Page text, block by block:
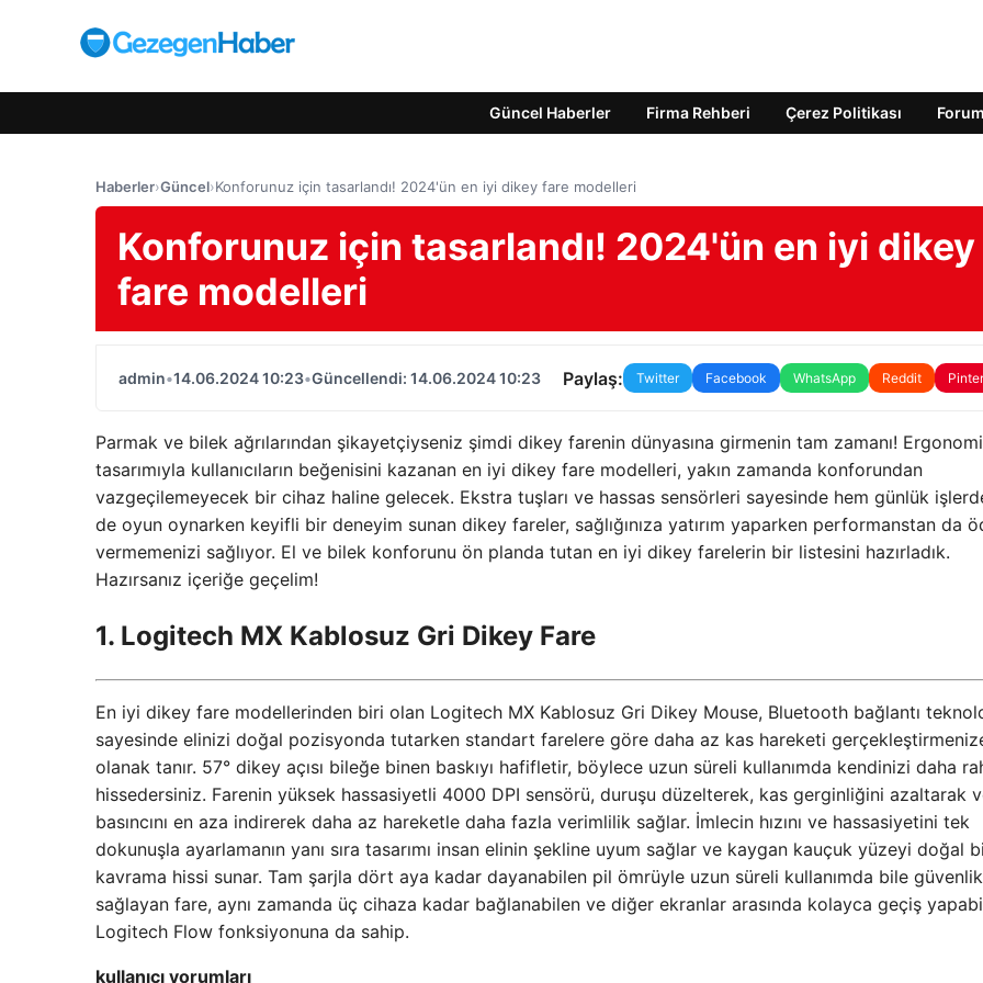
Güncel Haberler Firma Rehberi Çerez Politikası Forum
Haberler›Güncel›Konforunuz için tasarlandı! 2024'ün en iyi dikey fare modelleri
Konforunuz için tasarlandı! 2024'ün en iyi dikey
fare modelleri
admin•14.06.2024 10:23•Güncellendi: 14.06.2024 10:23 Paylaş: Twitter Facebook WhatsApp Reddit
Parmak ve bilek ağrılarından şikayetçiyseniz şimdi dikey farenin dünyasına girmenin tam zamanı!
tasarımıyla kullanıcıların beğenisini kazanan en iyi dikey fare modelleri, yakın zamanda konforundan
vazgeçilemeyecek bir cihaz haline gelecek. Ekstra tuşları ve hassas sensörleri sayesinde hem günlük
de oyun oynarken keyifli bir deneyim sunan dikey fareler, sağlığınıza yatırım yaparken performanstan da
vermemenizi sağlıyor. El ve bilek konforunu ön planda tutan en iyi dikey farelerin bir listesini hazırladık.
Hazırsanız içeriğe geçelim!
1. Logitech MX Kablosuz Gri Dikey Fare
En iyi dikey fare modellerinden biri olan Logitech MX Kablosuz Gri Dikey Mouse, Bluetooth bağlantı
sayesinde elinizi doğal pozisyonda tutarken standart farelere göre daha az kas hareketi
olanak tanır. 57° dikey açısı bileğe binen baskıyı hafifletir, böylece uzun süreli kullanımda kendinizi daha
hissedersiniz. Farenin yüksek hassasiyetli 4000 DPI sensörü, duruşu düzelterek, kas gerginliğini azaltarak
basıncını en aza indirerek daha az hareketle daha fazla verimlilik sağlar. İmlecin hızını ve hassasiyetini tek
dokunuşla ayarlamanın yanı sıra tasarımı insan elinin şekline uyum sağlar ve kaygan kauçuk yüzeyi doğal
kavrama hissi sunar. Tam şarjla dört aya kadar dayanabilen pil ömrüyle uzun süreli kullanımda bile güvenlik
sağlayan fare, aynı zamanda üç cihaza kadar bağlanabilen ve diğer ekranlar arasında kolayca geçiş
Logitech Flow fonksiyonuna da sahip.
kullanıcı yorumları